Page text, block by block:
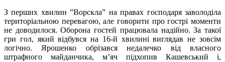
З перших хвилин ”Ворскла” на правах господаря заволоділа
територіальною перевагою, але говорити про гострі моменти
не доводилося. Оборона гостей працювала надійно. За такої
гри гол, який відбувся на 16-й хвилині виглядав не зовсім
логічно. Ярошенко обрізався недалечко від власного
штрафного майданчика, м’яч підхопив Кашевський і,